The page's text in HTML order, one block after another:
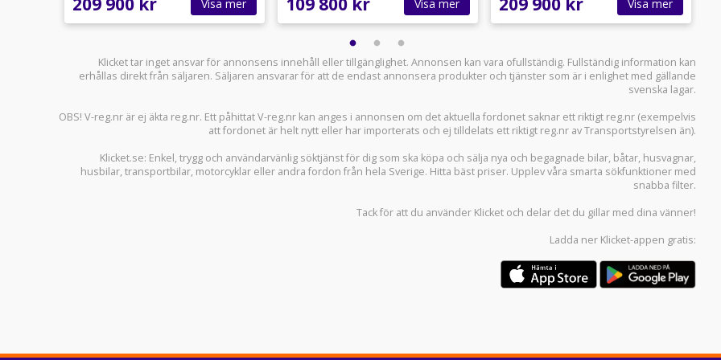
Visa mer Visa mer Visa mer
Klicket tar inget ansvar för annonsens innehåll eller tillgänglighet. Annonsen kan vara ofullständig. Fullständig information kan
erhållas direkt från säljaren. Säljaren ansvarar för att de endast annonsera produkter och tjänster som är i enlighet med gällande
svenska lagar.
OBS! V-reg.nr är ej äkta reg.nr. Ett påhittat V-reg.nr kan anges i annonsen om det aktuella fordonet saknar ett riktigt reg.nr (exempelvis
att fordonet är helt nytt eller har importerats och ej tilldelats ett riktigt reg.nr av Transportstyrelsen än).
Klicket.se: Enkel, trygg och användarvänlig söktjänst för dig som ska köpa och sälja nya och begagnade bilar, båtar, husvagnar,
husbilar,transportbilar, motorcyklar eller andra fordon från hela Sverige. Hitta bäst priser. Upplev våra smarta sökfunktioner med
snabba filter.
Tack för att du använder Klicket och delar det du gillar med dina vänner!
Ladda ner Klicket-appen gratis: